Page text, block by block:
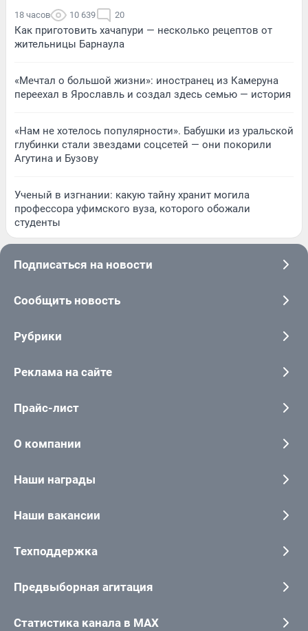
18 часов 10 639 20
Как приготовить хачапури — несколько рецептов от
жительницы Барнаула
«Мечтал о большой жизни»: иностранец из Камеруна
переехал в Ярославль и создал здесь семью — история
«Нам не хотелось популярности». Бабушки из уральской
глубинки стали звездами соцсетей — они покорили
Агутина и Бузову
Ученый в изгнании: какую тайну хранит могила
профессора уфимского вуза, которого обожали
студенты
Подписаться на новости
Сообщить новость
Рубрики
Реклама на сайте
Прайс-лист
О компании
Наши награды
Наши вакансии
Техподдержка
Предвыборная агитация
Статистика канала в MAX